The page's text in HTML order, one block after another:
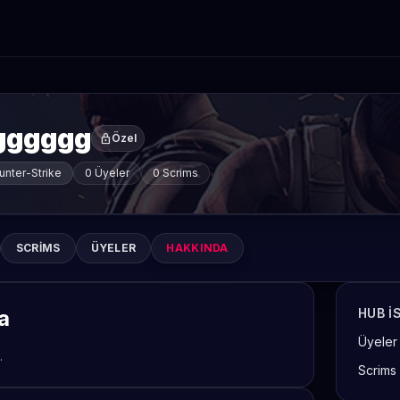
lock Özel
Strike 0 Üyeler 0 Scrims
SCRIMS ÜYELER HAKKINDA
HUB
Üyeler
Scrims